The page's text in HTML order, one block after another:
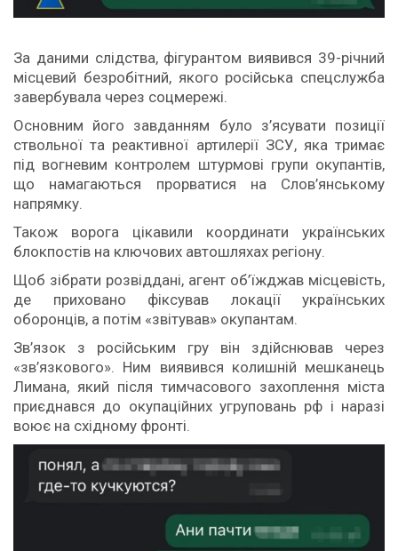
За даними слідства, фігурантом виявився 39-річний
місцевий безробітний, якого російська спецслужба
завербувала через соцмережі.
Основним його завданням було з’ясувати позиції
ствольної та реактивної артилерії ЗСУ, яка тримає
під вогневим контролем штурмові групи окупантів,
що намагаються прорватися на Слов’янському
напрямку.
Також ворога цікавили координати українських
блокпостів на ключових автошляхах регіону.
Щоб зібрати розвіддані, агент об’їжджав місцевість,
де приховано фіксував локації українських
оборонців, а потім «звітував» окупантам.
Зв’язок з російським гру він здійснював через
«зв’язкового». Ним виявився колишній мешканець
Лимана, який після тимчасового захоплення міста
приєднався до окупаційних угруповань рф і наразі
воює на східному фронті.